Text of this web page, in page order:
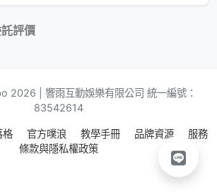
評價
2026 | 響雨互動娛樂有限公司 統一編號：
83542614
格 官方噗浪 教學手冊 品牌資源
服務
條款與隱私權政策